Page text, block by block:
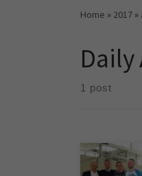
Home » 2017 »
Daily
1 post
Екипа ЈКП